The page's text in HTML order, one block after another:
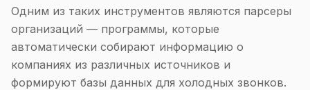
Одним из таких инструментов являются парсеры
организаций — программы, которые
автоматически собирают информацию о
компаниях из различных источников и
формируют базы данных для холодных звонков.